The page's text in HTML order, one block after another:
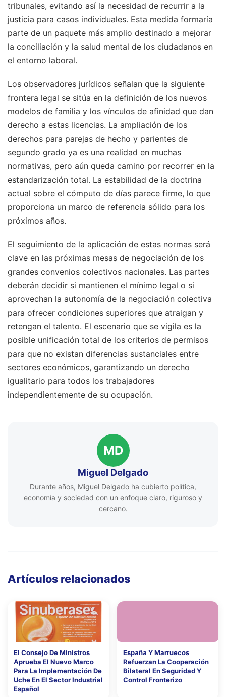
tribunales, evitando así la necesidad de recurrir a la
justicia para casos individuales. Esta medida formaría
parte de un paquete más amplio destinado a mejorar
la conciliación y la salud mental de los ciudadanos en
el entorno laboral.
Los observadores jurídicos señalan que la siguiente
frontera legal se sitúa en la definición de los nuevos
modelos de familia y los vínculos de afinidad que dan
derecho a estas licencias. La ampliación de los
derechos para parejas de hecho y parientes de
segundo grado ya es una realidad en muchas
normativas, pero aún queda camino por recorrer en la
estandarización total. La estabilidad de la doctrina
actual sobre el cómputo de días parece firme, lo que
proporciona un marco de referencia sólido para los
próximos años.
El seguimiento de la aplicación de estas normas será
clave en las próximas mesas de negociación de los
grandes convenios colectivos nacionales. Las partes
deberán decidir si mantienen el mínimo legal o si
aprovechan la autonomía de la negociación colectiva
para ofrecer condiciones superiores que atraigan y
retengan el talento. El escenario que se vigila es la
posible unificación total de los criterios de permisos
para que no existan diferencias sustanciales entre
sectores económicos, garantizando un derecho
igualitario para todos los trabajadores
independientemente de su ocupación.
MD
Miguel Delgado
Durante años, Miguel Delgado ha cubierto política,
economía y sociedad con un enfoque claro, riguroso y
cercano.
Artículos relacionados
El Consejo De Ministros
Aprueba El Nuevo Marco
Para La Implementación De
Uche En El Sector Industrial
Español
España Y Marruecos
Refuerzan La Cooperación
Bilateral En Seguridad Y
Control Fronterizo